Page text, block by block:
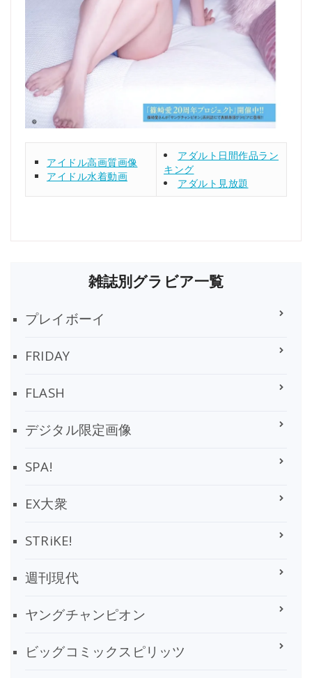
アイドル高画質画像
アイドル水着動画
アダルト日間作品ラン
キング
アダルト見放題
雑誌別グラビア一覧
プレイボーイ
FRIDAY
FLASH
デジタル限定画像
SPA!
EX大衆
STRiKE!
週刊現代
ヤングチャンピオン
ビッグコミックスピリッツ